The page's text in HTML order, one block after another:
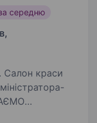
середню